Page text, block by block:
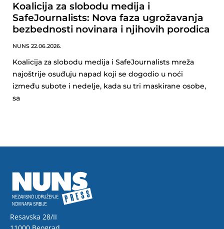
Koalicija za slobodu medija i
SafeJournalists: Nova faza ugrožavanja
bezbednosti novinara i njihovih porodica
NUNS 22.06.2026.
Koalicija za slobodu medija i SafeJournalists mreža
najoštrije osuđuju napad koji se dogodio u noći
između subote i nedelje, kada su tri maskirane osobe,
sa
Resavska 28/II